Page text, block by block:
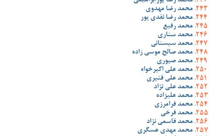
محمد رضا مهدوی
محمد رضا نقدی پور
محمد رفیع
محمد ستاری
محمد سیستانی
محمد صالح موسی زاده
محمد صبوری
محمد علی اکبرخواه
محمد علی قنبری
محمد علی نژاد
محمد علیزاده
محمد فرامرزی
محمد فرخی
محمد قاسمی نژاد
محمد مهدی عسگری